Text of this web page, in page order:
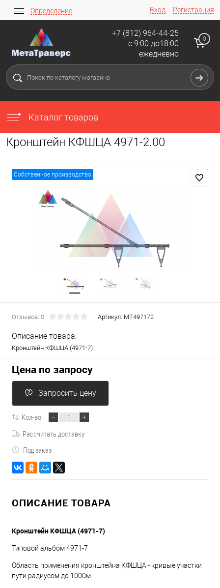
Вход Регистрация
Определение
+7 (812) 964-44-25
с 9:00 до18:00
ежедневно
0
Каталог товаров
Кронштейн КФШЦА 4971-2.00
Собственное производство
Отзывов: 0 Артикул: МТ497172
Описание товара:
Кронштейн КФШЦА (4971-7)
Цена по запросу
Запросить цену
Кол-во:
Рассчитать доставку
Под заказ
ОПИСАНИЕ ТОВАРА
Кронштейн КФШЦА (4971-7)
Типовой альбом 4971-7
Область применения кронштейна КФШЦА - кривые участки
пути радиусом до 1000м.